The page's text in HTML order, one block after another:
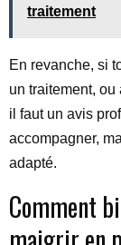
traitement
En revanche, si
un traitement,
il faut un avis
accompagner,
adapté.
Comment